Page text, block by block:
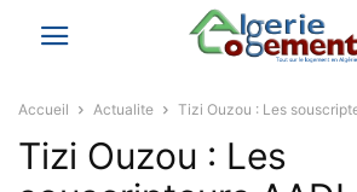
Accueil Actualite Tizi Ouzou : Les
Tizi Ouzou : Les